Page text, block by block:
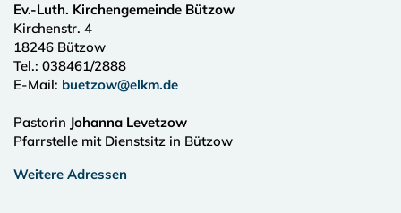
Ev.-Luth. Kirchengemeinde Bützow
Kirchenstr. 4
18246 Bützow
Tel.: 038461/2888
E-Mail: buetzow@elkm.de
Pastorin Johanna Levetzow
Pfarrstelle mit Dienstsitz in Bützow
Weitere Adressen